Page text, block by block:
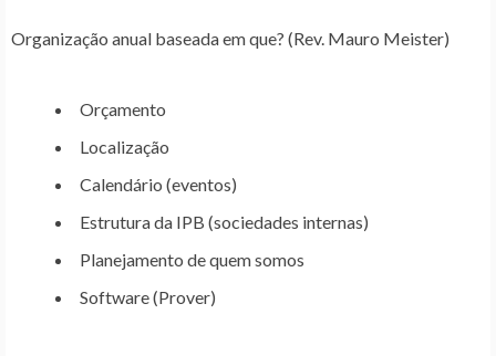
Organização anual baseada em que? (Rev. Mauro Meister)
Orçamento
Localização
Calendário (eventos)
Estrutura da IPB (sociedades internas)
Planejamento de quem somos
Software (Prover)